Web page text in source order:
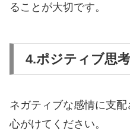
ることが大切です。
4.ポジティブ思考
ネガティブな感情に支
心がけてください。